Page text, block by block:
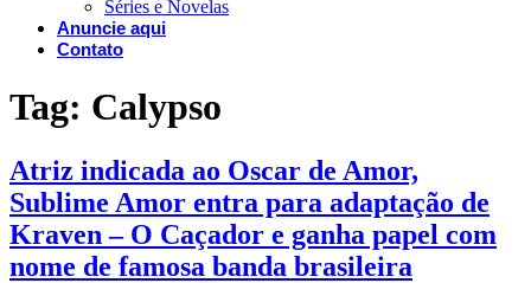
Séries e Novelas
Anuncie aqui
Contato
Tag: Calypso
Atriz indicada ao Oscar de Amor,
Sublime Amor entra para adaptação de
Kraven – O Caçador e ganha papel com
nome de famosa banda brasileira